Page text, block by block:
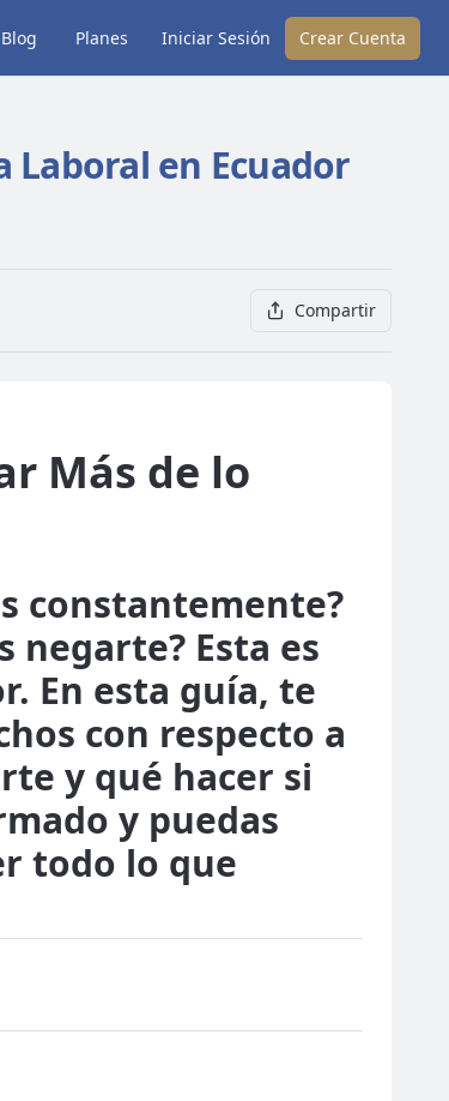
Blog Planes Iniciar Sesión Crear Cuenta
Laboral en Ecuador
Compartir
Más de lo
constantemente?
negarte? Esta es
En esta guía, te
con respecto a
y qué hacer si
y puedas
todo lo que